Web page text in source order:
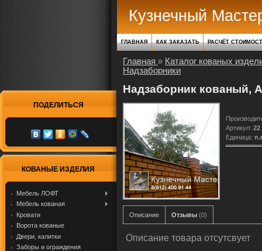
ПОДЕЛИТЬСЯ
КОВАНЫЕ ИЗДЕЛИЯ
Мебель ЛОФТ
Мебель кованая
Кровати
Ворота кованые
Двери, калитки
Заборы и ограждения
Кузнечный
ГЛАВНАЯ КАК ЗАКАЗАТЬ РАСЧЁТ
Главная » Каталог кованых
Надзаборники
Надзаборник кованый,
Артикул: 22
Единица:
Описание Отзывы (0)
Описание товара отсутсвует